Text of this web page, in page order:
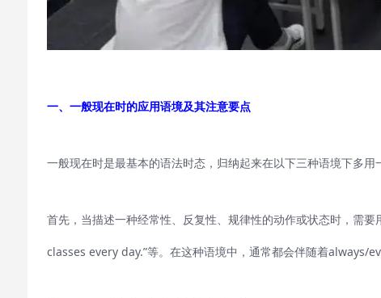
一、一般现在时的应用语境及其注意要点
一般现在时是最基本的语法时态，归纳起来在以下三种语境下多用
首先，当描述一种经常性、反复性、规律性的动作或状态时，需
classes every day.”等。在这种语境中，通常都会伴随着